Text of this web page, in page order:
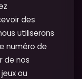
des
utiliserons
numéro de
de nos
ou